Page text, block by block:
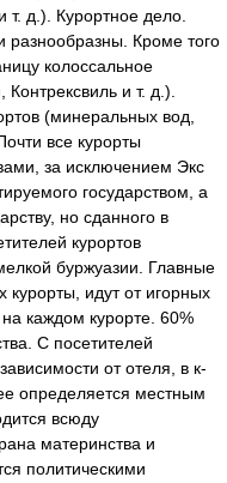
т. д.). Курортное дело.
разнообразны. Кроме того
колоссальное
и т. д.).
(минеральных вод,
все курорты
за исключением Экс
государством, а
но сданного в
курортов
буржуазии. Главные
идут от игорных
каждом курорте. 60%
С посетителей
от отеля, в к-
определяется местным
всюду
материнства и
политическими